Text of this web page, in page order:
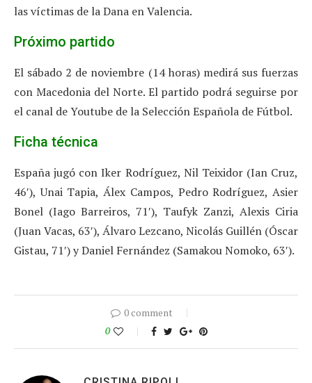
las víctimas de la Dana en Valencia.
Próximo partido
El sábado 2 de noviembre (14 horas) medirá sus fuerzas
con Macedonia del Norte. El partido podrá seguirse por
el canal de Youtube de la Selección Española de Fútbol.
Ficha técnica
España jugó con Iker Rodríguez, Nil Teixidor (Ian Cruz,
46′), Unai Tapia, Álex Campos, Pedro Rodríguez, Asier
Bonel (Iago Barreiros, 71′), Taufyk Zanzi, Alexis Ciria
(Juan Vacas, 63′), Álvaro Lezcano, Nicolás Guillén (Óscar
Gistau, 71′) y Daniel Fernández (Samakou Nomoko, 63′).
0 comment
0